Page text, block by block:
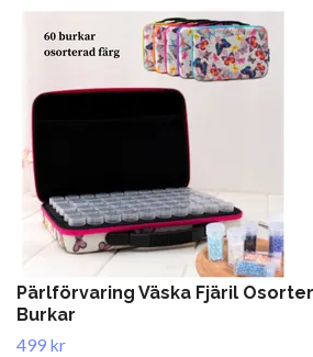
Pärlförvaring Väska Fjäril
Burkar
499 kr